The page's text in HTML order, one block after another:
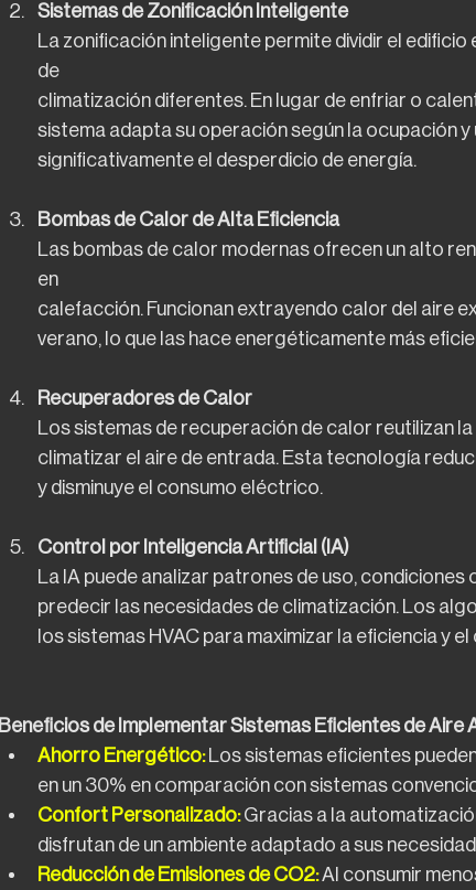
Sistemas de Zonificación Inteligente
La zonificación inteligente permite dividir el
de
climatización diferentes. En lugar de enfriar o
sistema adapta su operación según la ocupación
significativamente el desperdicio de energía.
Bombas de Calor de Alta Eficiencia
Las bombas de calor modernas ofrecen un alto
en
calefacción. Funcionan extrayendo calor del aire
verano, lo que las hace energéticamente más
Recuperadores de Calor
Los sistemas de recuperación de calor reutilizan
climatizar el aire de entrada. Esta tecnología
y disminuye el consumo eléctrico.
Control por Inteligencia Artificial (IA)
La IA puede analizar patrones de uso,
predecir las necesidades de climatización. Los
los sistemas HVAC para maximizar la eficiencia y
Beneficios de Implementar Sistemas Eficientes de Aire
Ahorro Energético: Los sistemas eficientes
en un 30% en comparación con sistemas
Confort Personalizado: Gracias a la
disfrutan de un ambiente adaptado a sus
Reducción de Emisiones de CO2: Al consumir